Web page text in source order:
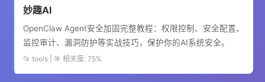
妙趣AI
OpenClaw Agent安全加固完整教程：权限控制、安全配置、
监控审计、漏洞防护等实战技巧，保护你的AI系统安全。
📂 tools | 🎯 相关度: 75%